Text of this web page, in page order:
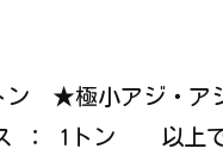
★極小アジ・
： 1トン 以上で